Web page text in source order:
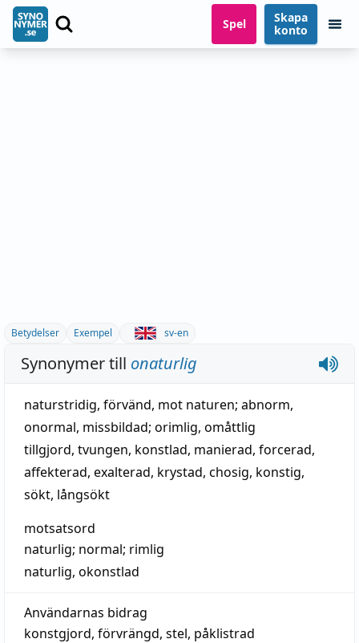
Spel
Skapa
konto
Betydelser Exempel sv-en
Synonymer till onaturlig
naturstridig, förvänd, mot naturen; abnorm,
onormal, missbildad; orimlig, omåttlig
tillgjord, tvungen, konstlad, manierad, forcerad,
affekterad, exalterad, krystad, chosig, konstig,
sökt, långsökt
motsatsord
naturlig; normal; rimlig
naturlig, okonstlad
Användarnas bidrag
konstgjord, förvrängd, stel, påklistrad